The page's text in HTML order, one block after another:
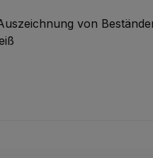
von